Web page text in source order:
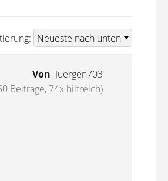
Von Juergen703
Beiträge, 74x hilfreich)